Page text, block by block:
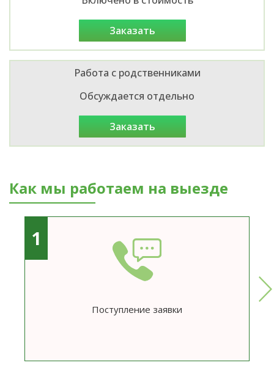
заказать
Работа с родственниками
Обсуждается отдельно
заказать
Как мы работаем на выезде
1
Поступление заявки